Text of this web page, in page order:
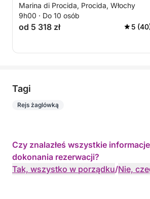
Marina di Procida, Procida, Włochy
9h00 · Do 10 osób
od 5 318 zł 5
Tagi
Rejs żaglówką
Czy znalazłeś wszystkie
dokonania rezerwacji?
Tak, wszystko w porządku/Nie,